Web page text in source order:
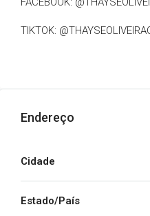
TIKTOK:
Endereço
Cidade
Estado/País